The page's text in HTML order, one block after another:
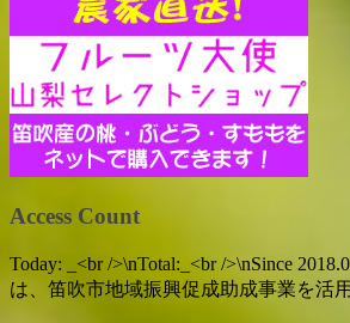
Access Count
Today: <br />\nTotal: <br />\nSince
は、笛吹市地域振興促成助成事業を活